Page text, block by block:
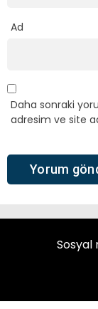
Ad
Daha sonraki
adresim ve site
Sosyal